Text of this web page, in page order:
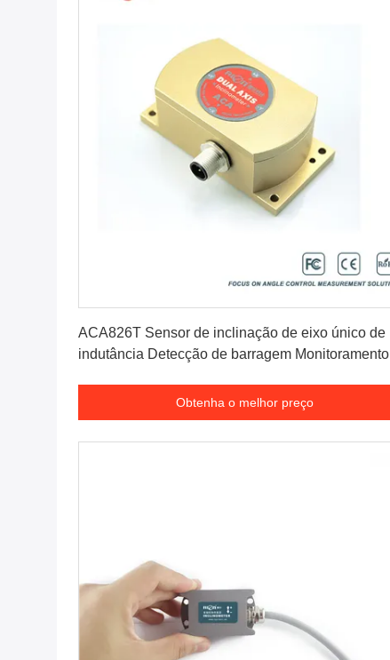
ACA826T Sensor de inclinação de eixo único de
indutância Detecção de barragem Monitoramento
Obtenha o melhor preço